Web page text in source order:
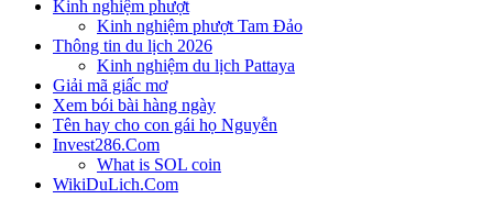
Kinh nghiệm phượt
Kinh nghiệm phượt Tam Đảo
Thông tin du lịch 2026
Kinh nghiệm du lịch Pattaya
Giải mã giấc mơ
Xem bói bài hàng ngày
Tên hay cho con gái họ Nguyễn
Invest286.Com
What is SOL coin
WikiDuLich.Com